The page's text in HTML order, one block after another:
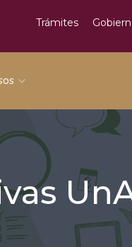
Trámites